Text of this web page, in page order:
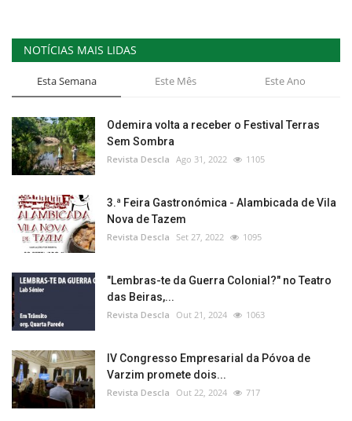
NOTÍCIAS MAIS LIDAS
Esta Semana Este Mês Este Ano
Odemira volta a receber o Festival Terras
Sem Sombra
Revista Descla Ago 31, 2022 1105
3.ª Feira Gastronómica - Alambicada de Vila
Nova de Tazem
Revista Descla Set 27, 2022 1095
"Lembras-te da Guerra Colonial?" no Teatro
das Beiras,...
Revista Descla Out 21, 2024 1063
IV Congresso Empresarial da Póvoa de
Varzim promete dois...
Revista Descla Out 22, 2024 717